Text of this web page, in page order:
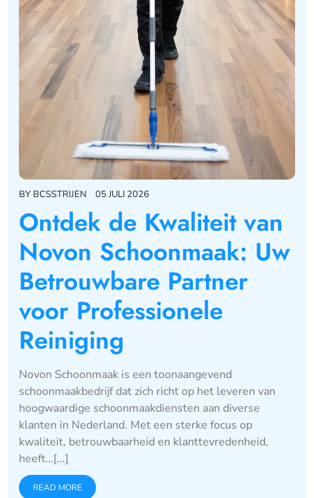
BY BCSSTRIJEN 05 JULI 2026
Ontdek de Kwaliteit van
Novon Schoonmaak: Uw
Betrouwbare Partner
voor Professionele
Reiniging
Novon Schoonmaak is een toonaangevend
schoonmaakbedrijf dat zich richt op het leveren van
hoogwaardige schoonmaakdiensten aan diverse
klanten in Nederland. Met een sterke focus op
kwaliteit, betrouwbaarheid en klanttevredenheid,
heeft…[...]
READ MORE